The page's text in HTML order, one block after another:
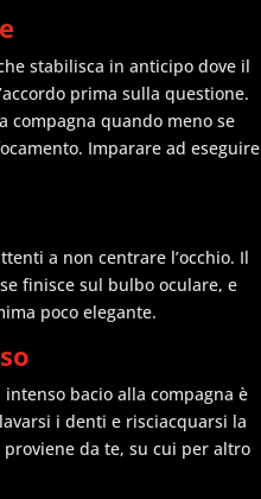
stabilisca in anticipo dove il
prima sulla questione.
compagna quando meno se
Imparare ad eseguire
a non centrare l’occhio. Il
finisce sul bulbo oculare, e
poco elegante.
bacio alla compagna è
i denti e risciacquarsi la
da te, su cui per altro